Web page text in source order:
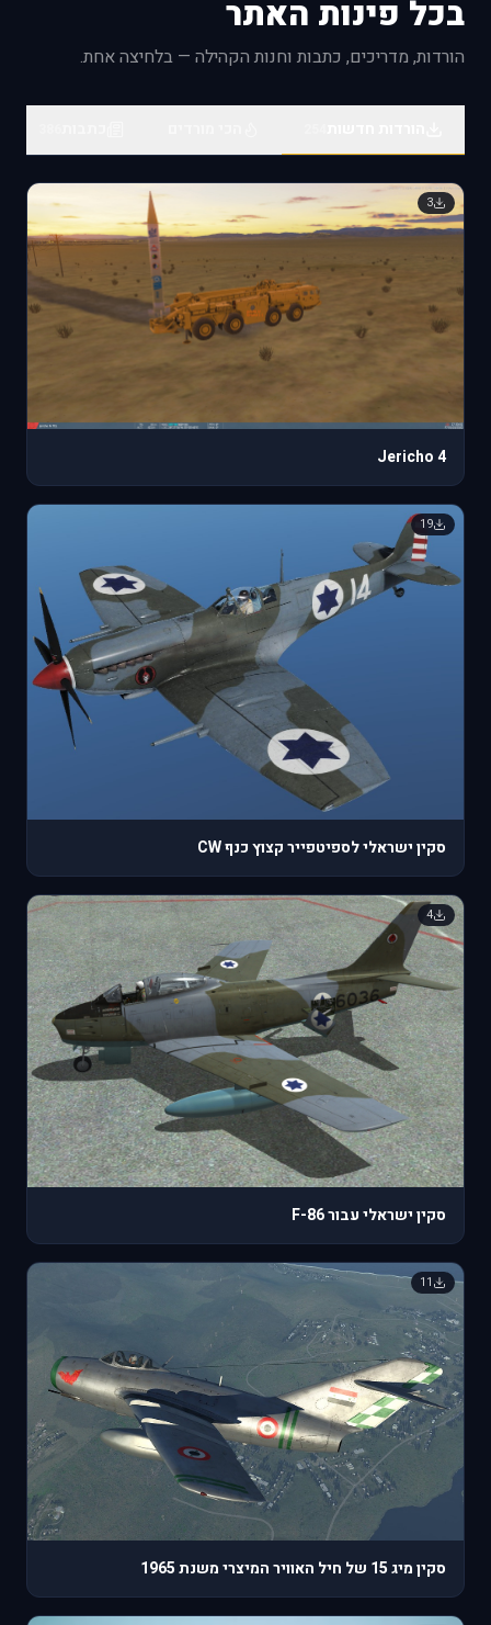
Simulations]
14bu) is now available for pre-orde
בכל פינות האתר
הורדות, מדריכים, כתבות וחנות הקהילה — בלחיצה אחת.
3
Jericho 4
19
סקין ישראלי לספיטפייר קצוץ כנף CW
4
סקין ישראלי עבור F-86
11
סקין מיג 15 של חיל האוויר המיצרי משנת 1965